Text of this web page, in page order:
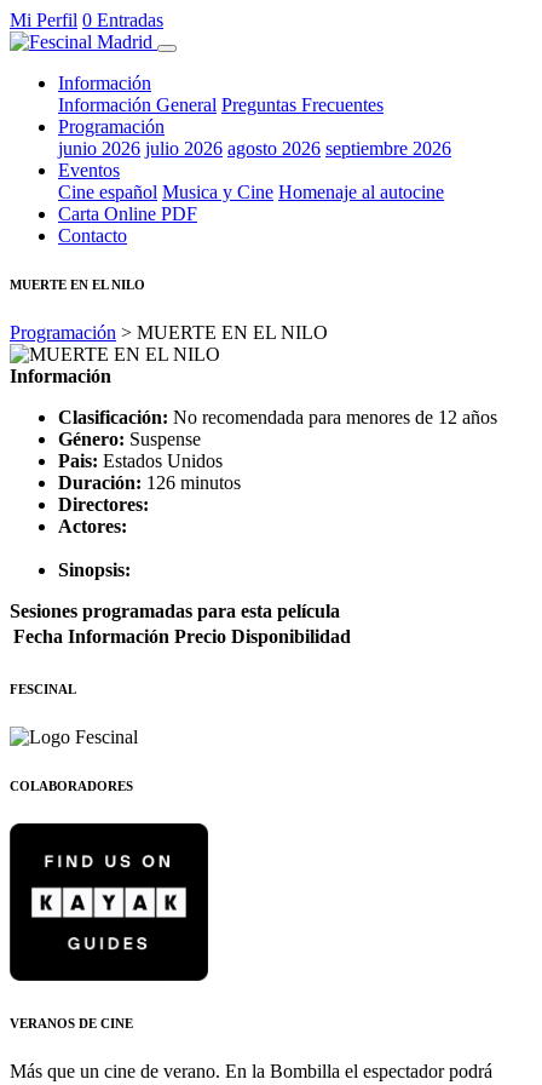
Mi Perfil 0 Entradas
Información
Información General Preguntas Frecuentes
Programación
junio 2026 julio 2026 agosto 2026 septiembre 2026
Eventos
Cine español Musica y Cine Homenaje al autocine
Carta Online PDF
Contacto
MUERTE EN EL NILO
Programación > MUERTE EN EL NILO
Información
Clasificación: No recomendada para menores de 12 años
Género: Suspense
Pais: Estados Unidos
Duración: 126 minutos
Directores:
Actores:
Sinopsis:
Sesiones programadas para esta película
Fecha Información Precio Disponibilidad
FESCINAL
COLABORADORES
VERANOS DE CINE
Más que un cine de verano. En la Bombilla el espectador podrá